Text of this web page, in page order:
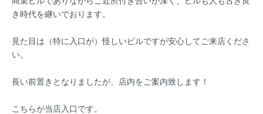
き時代を継いでおります。
見た目は（特に入口が）怪しいビルですが安心してご来店くださ
い。
長い前置きとなりましたが、店内をご案内致します！
こちらが当店入口です。